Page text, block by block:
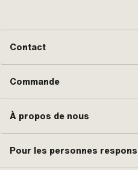
Contact
Commande
À propos de nous
Pour les personnes